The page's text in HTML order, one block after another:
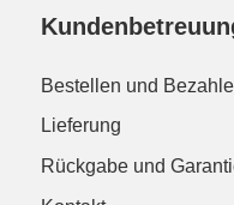
Bestellen und
Lieferung
Rückgabe und